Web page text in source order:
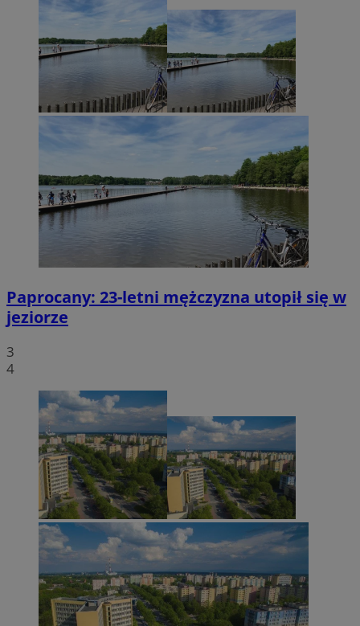
Paprocany: 23-letni mężczyzna utopił się w
jeziorze
3
4